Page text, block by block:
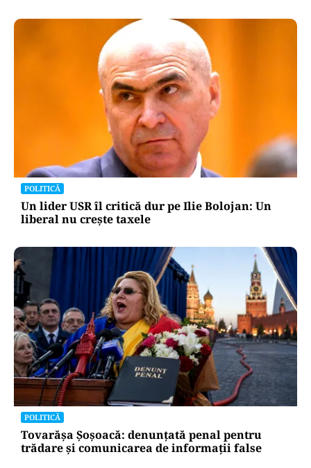
POLITICĂ
Un lider USR îl critică dur pe Ilie Bolojan: Un
liberal nu crește taxele
POLITICĂ
Tovarășa Șoșoacă: denunțată penal pentru
trădare și comunicarea de informații false